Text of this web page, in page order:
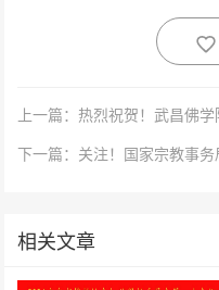
下一篇：关注！国家宗教事
相关文章